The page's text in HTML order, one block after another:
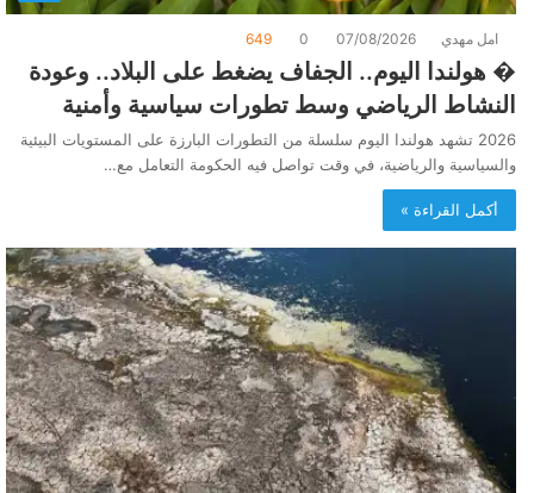
امل مهدي 07/08/2026
0
649
� هولندا اليوم.. الجفاف يضغط على البلاد.. وعودة
النشاط الرياضي وسط تطورات سياسية وأمنية
2026 تشهد هولندا اليوم سلسلة من التطورات البارزة على المستويات البيئية
والسياسية والرياضية، في وقت تواصل فيه الحكومة التعامل مع…
أكمل القراءة »